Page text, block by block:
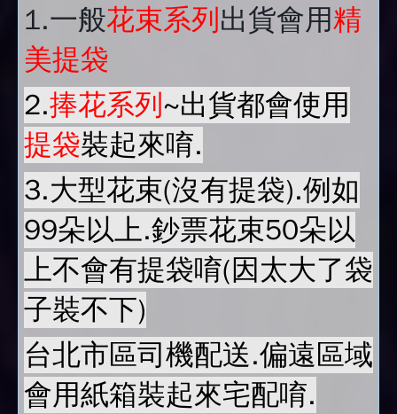
1.一般花束系列出貨會用精
美提袋
2.捧花系列~出貨都會使用
提袋裝起來唷.
3.大型花束(沒有提袋).例如
99朵以上.鈔票花束50朵以
上不會有提袋唷(因太大了袋
子裝不下)
台北市區司機配送.偏遠區域
會用紙箱裝起來宅配唷.